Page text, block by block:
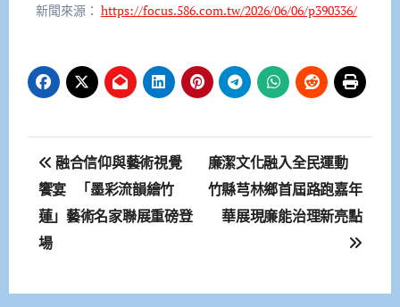
新聞來源： https://focus.586.com.tw/2026/06/06/p390336/
文
章
導
覽
融合信仰與藝術視覺
饗宴 「墨彩流韻繪竹
蓮」藝術名家聯展重磅登
場
廉潔文化融入全民運動
竹縣芎林鄉首屆路跑嘉年
華展現廉能治理新亮點